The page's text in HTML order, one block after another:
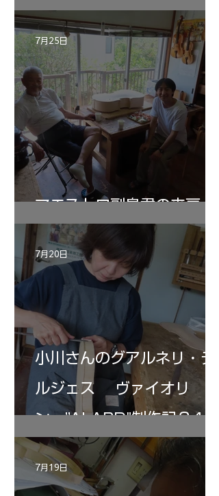
マエストロ副島君の来房
7月25日
小川さんのグアルネリ・デ
ルジェス ヴァイオリ
ン ”ALARD"制作記３4
7月20日
7月19日